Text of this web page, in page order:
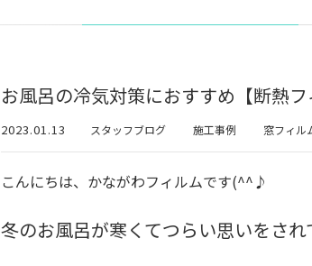
お風呂の冷気対策におすすめ【断熱フ
2023.01.13 スタッフブログ 施工事例 窓フィル
こんにちは、かながわフィルムです(^^♪
冬のお風呂が寒くてつらい思いをされ